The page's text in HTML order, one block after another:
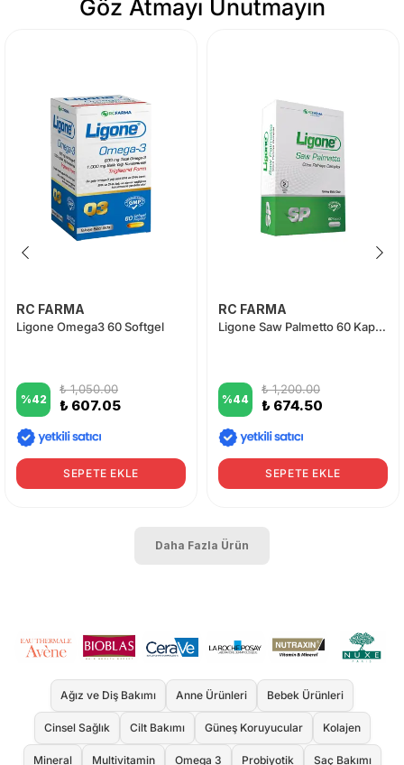
Göz Atmayı Unutmayın
RC FARMA
Ligone Omega3 60 Softgel
%42
₺ 1,050.00
₺ 607.05
SEPETE EKLE
RC FARMA
Ligone Saw Palmetto 60 Kapsül
%44
₺ 1,200.00
₺ 674.50
SEPETE EKLE
Daha Fazla Ürün
Ağız ve Diş Bakımı Anne Ürünleri Bebek Ürünleri
Cinsel Sağlık Cilt Bakımı Güneş Koruyucular Kolajen
Mineral Multivitamin Omega 3 Probiyotik Saç Bakımı